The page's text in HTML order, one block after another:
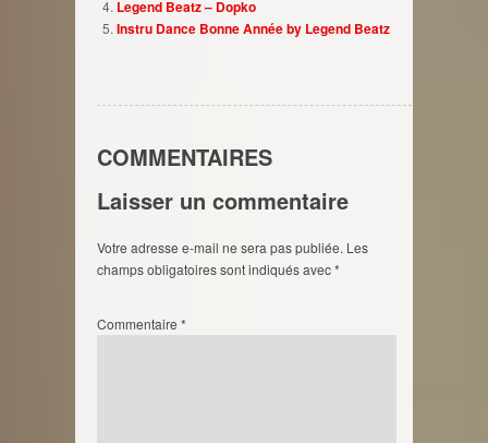
Legend Beatz – Dopko
Instru Dance Bonne Année by Legend Beatz
COMMENTAIRES
Laisser un commentaire
Votre adresse e-mail ne sera pas publiée. Les
champs obligatoires sont indiqués avec*
Commentaire *